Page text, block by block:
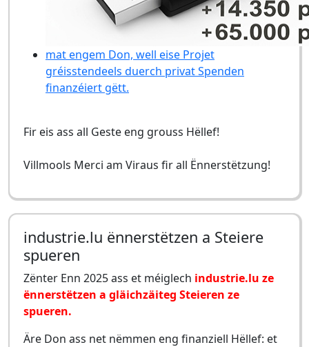
mat engem Don, well eise Projet
gréisstendeels duerch privat Spenden
finanzéiert gëtt.
Fir eis ass all Geste eng grouss Hëllef!
Villmools Merci am Viraus fir all Ënnerstëtzung!
industrie.lu ënnerstëtzen a Steiere
spueren
Zënter Enn 2025 ass et méiglech industrie.lu ze
ënnerstëtzen a gläichzäiteg Steieren ze
spueren.
Äre Don ass net nëmmen eng finanziell Hëllef: et